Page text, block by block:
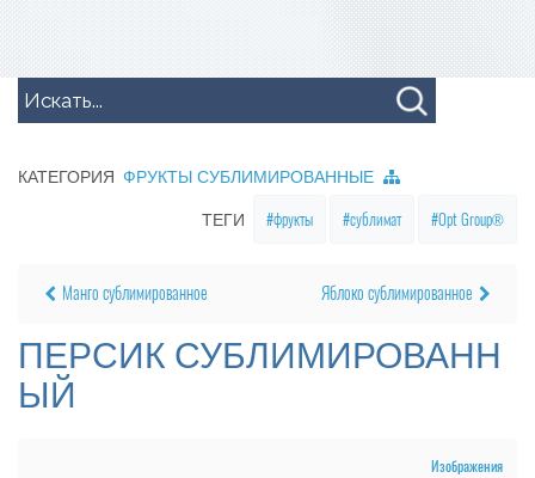
КАТЕГОРИЯ ФРУКТЫ СУБЛИМИРОВАННЫЕ
ТЕГИ фрукты сублимат Opt Group®
Манго сублимированное Яблоко сублимированное
ПЕРСИК СУБЛИМИРОВАНН
ЫЙ
Изображения